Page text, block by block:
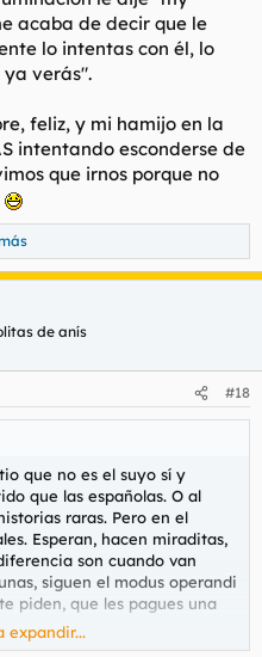
acaba de decir que le
lo intentas con él, lo
ya verás".
feliz, y mi hamijo en la
intentando esconderse de
que irnos porque no
de anís
#18
que no es el suyo sí y
que las españolas. O al
raras. Pero en el
Esperan, hacen miraditas,
son cuando van
siguen el modus operandi
piden, que les pagues una
este tipo con moheres que
expandir...